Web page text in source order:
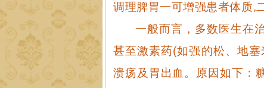
调理脾胃一可增强患者体质,
一般而言，多数医生在
甚至激素药(如强的松、地
溃疡及胃出血。原因如下：